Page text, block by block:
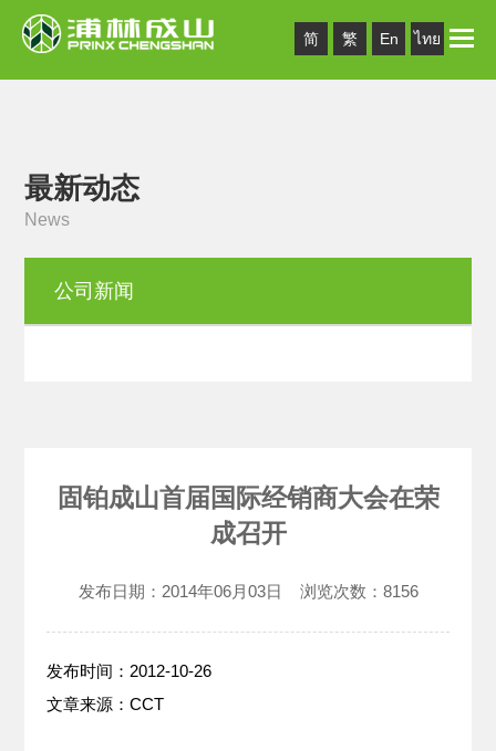
简 繁 En ไทย Toggle
最新动态
News
公司新闻
固铂成山首届国际经销商大会在荣
成召开
发布日期： 2014年06月03日 浏览次数： 8156
发布时间：2012-10-26
文章来源：CCT